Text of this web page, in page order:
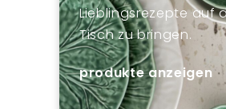
Lieblingsrezepte auf
Tisch zu bringen.
produkte anzeigen